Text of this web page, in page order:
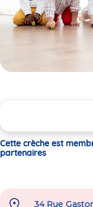
Cette crèche est
partenaires
34 Rue